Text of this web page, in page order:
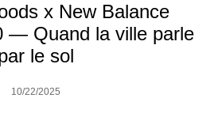
x New Balance
— Quand la ville parle
le sol
10/22/2025